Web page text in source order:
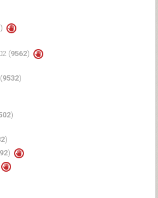
)
(9562)
9532)
)
)
)